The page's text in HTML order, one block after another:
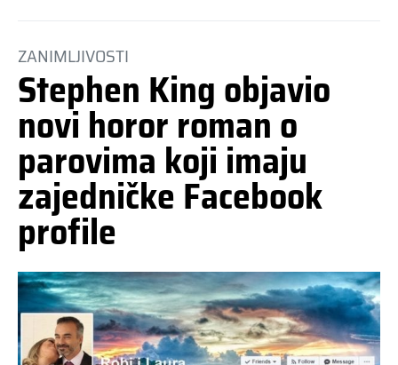
ZANIMLJIVOSTI
Stephen King objavio
novi horor roman o
parovima koji imaju
zajedničke Facebook
profile